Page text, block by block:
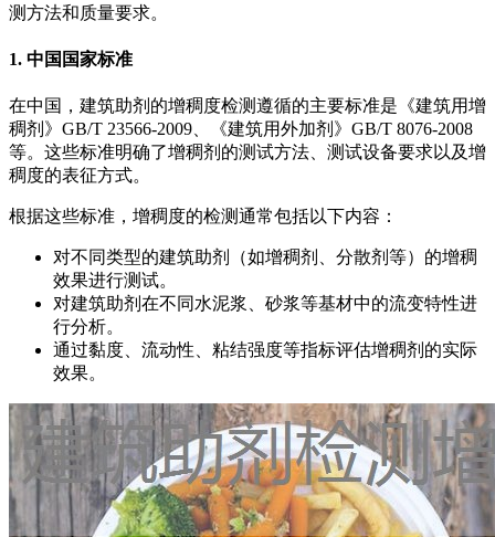
测方法和质量要求。
1. 中国国家标准
在中国，建筑助剂的增稠度检测遵循的主要标准是《建筑用增
稠剂》GB/T 23566-2009、《建筑用外加剂》GB/T 8076-2008
等。这些标准明确了增稠剂的测试方法、测试设备要求以及增
稠度的表征方式。
根据这些标准，增稠度的检测通常包括以下内容：
对不同类型的建筑助剂（如增稠剂、分散剂等）的增稠
效果进行测试。
对建筑助剂在不同水泥浆、砂浆等基材中的流变特性进
行分析。
通过黏度、流动性、粘结强度等指标评估增稠剂的实际
效果。